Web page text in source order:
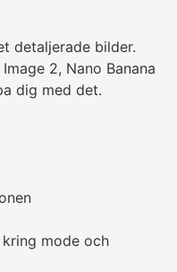
detaljerade bilder.
2, Nano Banana
dig med det.
mode och